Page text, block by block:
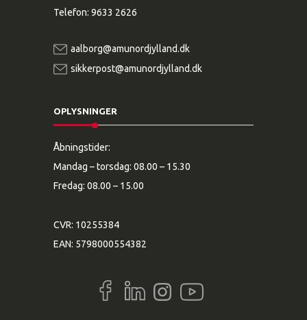
Telefon: 9633 2626
aalborg@amunordjylland.dk
sikkerpost@amunordjylland.dk
OPLYSNINGER
Åbningstider:
Mandag – torsdag: 08.00 – 15.30
Fredag: 08.00 – 15.00
CVR: 10255384
EAN: 5798000554382